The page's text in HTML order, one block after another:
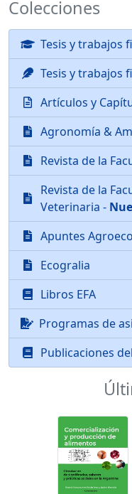
Colecciones
Tesis y trabajos
Tesis y trabajos
Artículos y
Agronomía &
Revista de la
Revista de la
Veterinaria -
Apuntes
Ecogralia
Libros EFA
Programas de
Publicaciones